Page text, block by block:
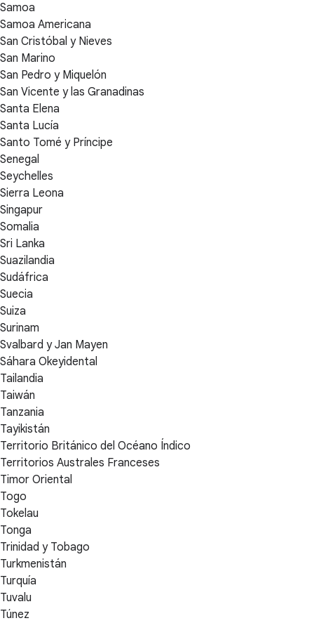
Samoa
Samoa Americana
San Cristóbal y Nieves
San Marino
San Pedro y Miquelón
San Vicente y las Granadinas
Santa Elena
Santa Lucía
Santo Tomé y Príncipe
Senegal
Seychelles
Sierra Leona
Singapur
Somalia
Sri Lanka
Suazilandia
Sudáfrica
Suecia
Suiza
Surinam
Svalbard y Jan Mayen
Sáhara Okeyidental
Tailandia
Taiwán
Tanzania
Tayikistán
Territorio Británico del Océano Índico
Territorios Australes Franceses
Timor Oriental
Togo
Tokelau
Tonga
Trinidad y Tobago
Turkmenistán
Turquía
Tuvalu
Túnez